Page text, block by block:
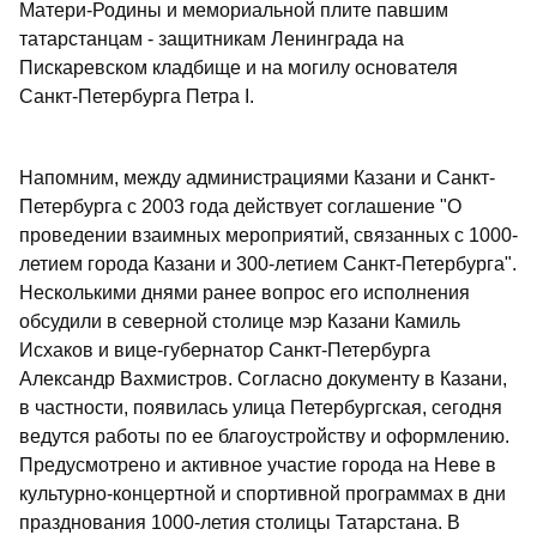
Матери-Родины и мемориальной плите павшим
татарстанцам - защитникам Ленинграда на
Пискаревском кладбище и на могилу основателя
Санкт-Петербурга Петра I.
Напомним, между администрациями Казани и Санкт-
Петербурга с 2003 года действует соглашение "О
проведении взаимных мероприятий, связанных с 1000-
летием города Казани и 300-летием Санкт-Петербурга".
Несколькими днями ранее вопрос его исполнения
обсудили в северной столице мэр Казани Камиль
Исхаков и вице-губернатор Санкт-Петербурга
Александр Вахмистров. Согласно документу в Казани,
в частности, появилась улица Петербургская, сегодня
ведутся работы по ее благоустройству и оформлению.
Предусмотрено и активное участие города на Неве в
культурно-концертной и спортивной программах в дни
празднования 1000-летия столицы Татарстана. В